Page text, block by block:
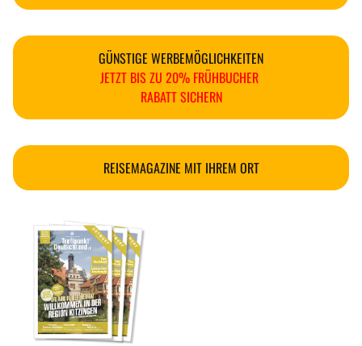
GÜNSTIGE WERBEMÖGLICHKEITEN
JETZT BIS ZU 20% FRÜHBUCHER
RABATT SICHERN
REISEMAGAZINE MIT IHREM ORT